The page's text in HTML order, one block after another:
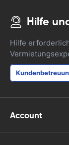
Hilfe
Hilfe
Account